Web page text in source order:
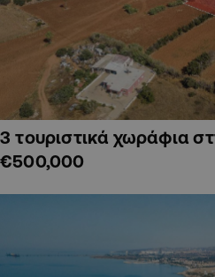
3 τουριστικά χωράφια
€500,000